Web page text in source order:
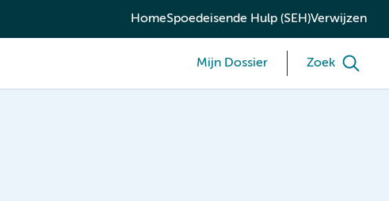
HomeSpoedeisende Hulp (SEH)Verwijzen
Mijn Dossier Zoek